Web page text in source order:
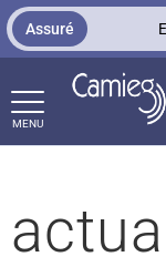
Panneau de gestion
Assuré
MENU